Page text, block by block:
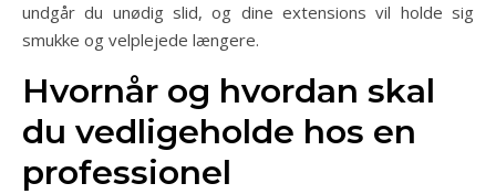
undgår du unødig slid, og dine extensions vil holde sig
smukke og velplejede længere.
Hvornår og hvordan skal
du vedligeholde hos en
professionel